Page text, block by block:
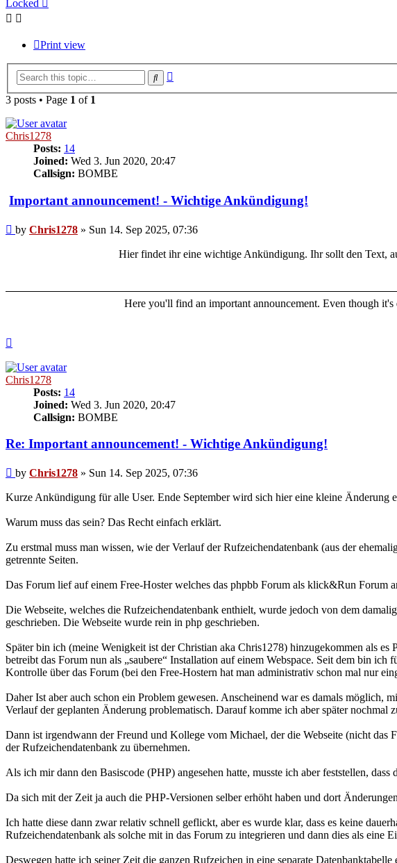
Locked
Print view
Search
3 posts • Page 1 of 1
Chris1278
Posts: 14
Joined: Wed 3. Jun 2020, 20:47
Callsign: BOMBE
Important announcement! - Wichtige Ankündigung!
Post
by Chris1278 » Sun 14. Sep 2025, 07:36
Hier findet ihr eine wichtige Ankündigung. Ihr sollt den Text,
Here you'll find an important announcement. Even though
Chris1278
Posts: 14
Joined: Wed 3. Jun 2020, 20:47
Callsign: BOMBE
Re: Important announcement! - Wichtige Ankündigung!
Post
by Chris1278 » Sun 14. Sep 2025, 07:36
Kurze Ankündigung für alle User. Ende September wird sich hier eine kleine Änderung
Warum muss das sein? Das Recht einfach erklärt.
Zu erstmal muss man wissen, wie der Verlauf der Rufzeichendatenbank (aus der
getrennte Seiten.
Das Forum lief auf einem Free-Hoster welches das phpbb Forum als klick&Run Forum
Die Webseite, welches die Rufzeichendatenbank enthielt, wurde jedoch von dem
geschrieben. Die Webseite wurde rein in php geschrieben.
Später bin ich (meine Wenigkeit ist der Christian aka Chris1278) hinzugekommen als
betreibt das Forum nun als „saubere“ Installation auf einem Webspace. Seit dem bin
Kontrolle über das Forum (bei den Free-Hostern hat man administrativ schon mal nur
Daher Ist aber auch schon ein Problem gewesen. Anscheinend war es damals
Verlauf der geplanten Änderung problematisch. Darauf komme ich aber später nochmal
Dann ist irgendwann der Freund und Kollege vom Michael, der die Webseite (nicht
der Rufzeichendatenbank zu übernehmen.
Als ich mir dann den Basiscode (PHP) angesehen hatte, musste ich aber feststellen,
Da sich mit der Zeit ja auch die PHP-Versionen selber erhöht haben und dort
Ich hatte diese dann zwar relativ schnell geflickt, aber es wurde klar, dass es keine
Rufzeichendatenbank als solche mit in das Forum zu integrieren und dann dies als eine
Deswegen hatte ich seiner Zeit die ganzen Rufzeichen in eine separate